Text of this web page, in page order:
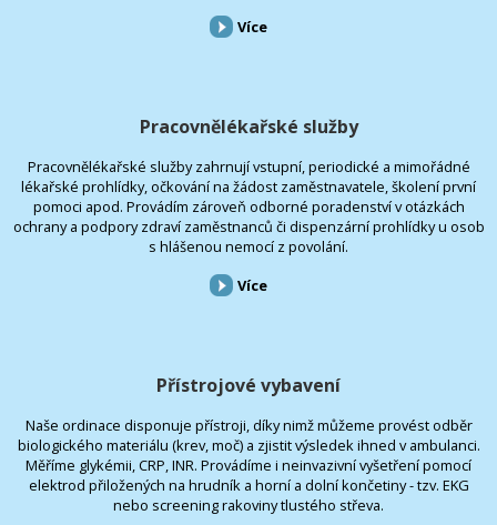
Více
Pracovnělékařské služby
Pracovnělékařské služby zahrnují vstupní, periodické a mimořádné
lékařské prohlídky, očkování na žádost zaměstnavatele, školení první
pomoci apod. Provádím zároveň odborné poradenství v otázkách
ochrany a podpory zdraví zaměstnanců či dispenzární prohlídky u osob
s hlášenou nemocí z povolání.
Více
Přístrojové vybavení
Naše ordinace disponuje přístroji, díky nimž můžeme provést odběr
biologického materiálu (krev, moč) a zjistit výsledek ihned v ambulanci.
Měříme glykémii, CRP, INR. Provádíme i neinvazivní vyšetření pomocí
elektrod přiložených na hrudník a horní a dolní končetiny - tzv. EKG
nebo screening rakoviny tlustého střeva.